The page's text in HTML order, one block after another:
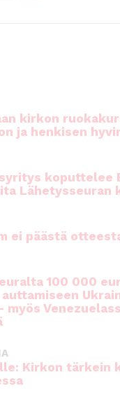
p
kirkon
ja henkisen
koputtelee
Lähetysseuran
ei päästä
100 000
myös
Kirkon tärkein